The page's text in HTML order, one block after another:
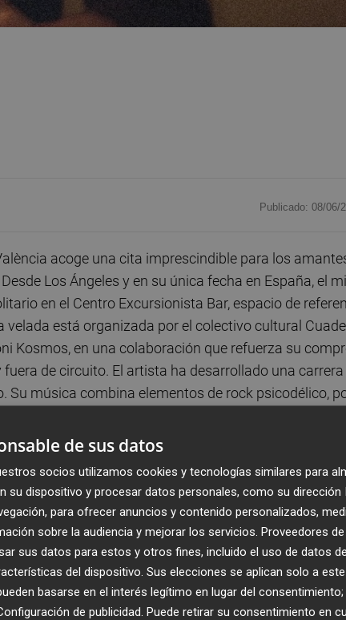
Publicado: 08/06/
acoge una cita imprescindible para los
Los Ángeles y en su única fecha en España, el
en el Centro Excursionista Bar, espacio de
velada está organizada por el colectivo cultural
Kosmos, en una colaboración que refuerza su
de circuito. El artista ha desarrollado una carrera
música combina elementos de rock psicodélico,
cargados de simbolismo, tensión y belleza críptica.
es un artista y productor estadounidense con
personal de la creación musical. Su obra transita
ambiental y el folk distorsionado, con un estilo
del existencialismo contemporáneo.
editado por God?/Drag City, Jack Name ha
de sus datos
socios utilizamos cookies y tecnologías similares para
su dispositivo y procesar datos personales, como su dirección
para ofrecer anuncios y contenido personalizados,
sobre la audiencia y mejorar los servicios. Proveedores
sus datos para estos y otros fines, incluido el uso de datos
del dispositivo. Sus elecciones se aplican solo a
basarse en el interés legítimo en lugar del
de publicidad . Puede retirar su consentimiento en